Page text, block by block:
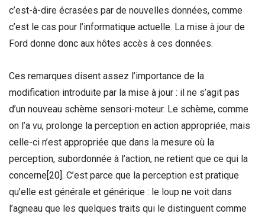
c’est-à-dire écrasées par de nouvelles données, comme
c’est le cas pour l’informatique actuelle. La mise à jour de
Ford donne donc aux hôtes accès à ces données.
Ces remarques disent assez l’importance de la
modification introduite par la mise à jour : il ne s’agit pas
d’un nouveau schème sensori-moteur. Le schème, comme
on l’a vu, prolonge la perception en action appropriée, mais
celle-ci n’est appropriée que dans la mesure où la
perception, subordonnée à l’action, ne retient que ce qui la
concerne [20] . C’est parce que la perception est pratique
qu’elle est générale et générique : le loup ne voit dans
l’agneau que les quelques traits qui le distinguent comme